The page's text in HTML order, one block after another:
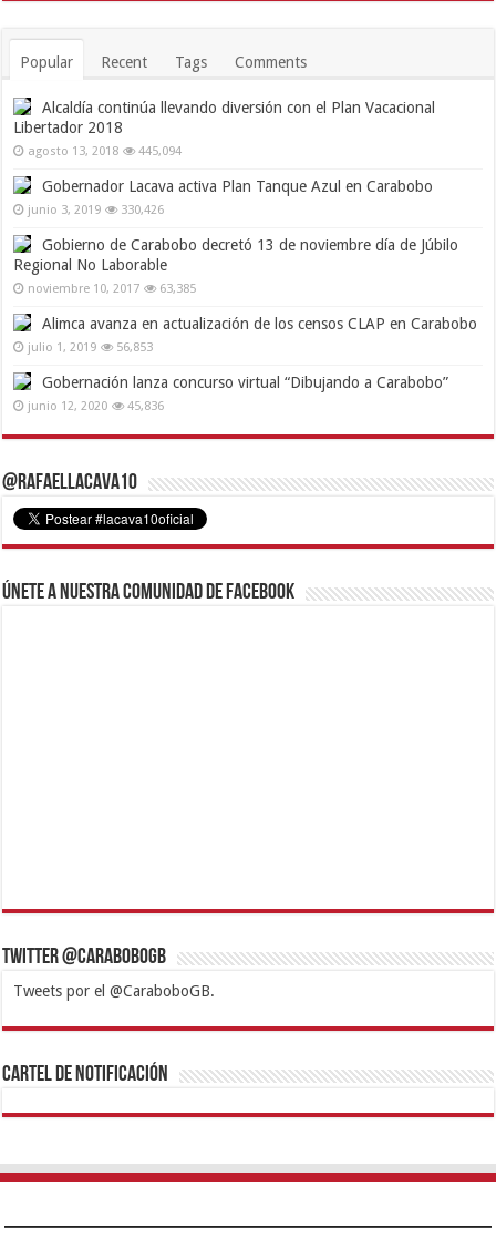
Popular Recent Tags Comments
Alcaldía continúa llevando diversión con el Plan Vacacional
Libertador 2018
agosto 13, 2018 445,094
Gobernador Lacava activa Plan Tanque Azul en Carabobo
junio 3, 2019 330,426
Gobierno de Carabobo decretó 13 de noviembre día de Júbilo
Regional No Laborable
noviembre 10, 2017 63,385
Alimca avanza en actualización de los censos CLAP en Carabobo
julio 1, 2019 56,853
Gobernación lanza concurso virtual “Dibujando a Carabobo”
junio 12, 2020 45,836
@RafaelLacava10
Únete a nuestra comunidad de Facebook
Twitter @CaraboboGB
Tweets por el @CaraboboGB.
1xbetBetturkeyBetistKralbetSupertotobetTipobetMatadorbetMariobet
https://mvbcasino.com/
Cartel de Notificación